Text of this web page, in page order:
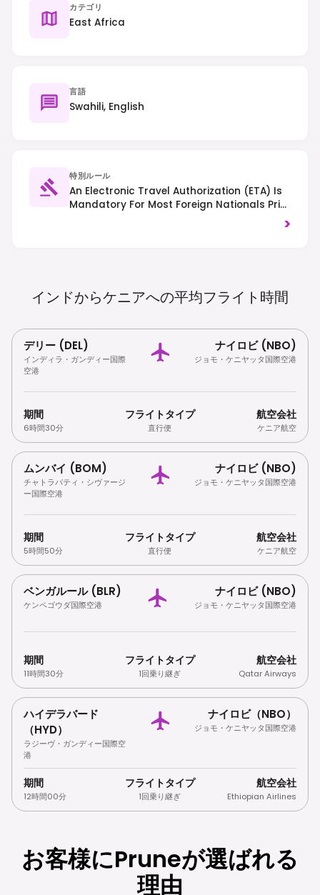
カテゴリ
East Africa
言語
Swahili, English
特別ルール
An Electronic Travel Authorization (eTA) Is
Mandatory For Most Foreign Nationals Prior
>
インドからケニアへの平均フライト時間
デリー (DEL)
インディラ・ガンディー国際
空港
ナイロビ (NBO)
ジョモ・ケニヤッタ国際空港
期間
6時間30分
フライトタイプ
直行便
航空会社
ケニア航空
ムンバイ (BOM)
チャトラパティ・シヴァージ
ー国際空港
ナイロビ (NBO)
ジョモ・ケニヤッタ国際空港
期間
5時間50分
フライトタイプ
直行便
航空会社
ケニア航空
ベンガルール (BLR)
ケンペゴウダ国際空港
ナイロビ (NBO)
ジョモ・ケニヤッタ国際空港
期間
11時間30分
フライトタイプ
1回乗り継ぎ
航空会社
Qatar Airways
ハイデラバード
（HYD）
ラジーヴ・ガンディー国際空
港
ナイロビ（NBO）
ジョモ・ケニヤッタ国際空港
期間
12時間00分
フライトタイプ
1回乗り継ぎ
航空会社
Ethiopian Airlines
お客様にPruneが選ばれる
理由